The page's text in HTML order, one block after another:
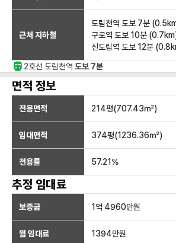
근처 지하철
도림천역 도보 7분 (0.5
구로역 도보 10분 (0.7
신도림역 도보 12분 (0.8
2호선 도림천역 도보 7분
면적 정보
전용면적 214평(707.43㎡)
임대면적 374평(1236.36㎡)
전용률 57.21 %
추정 임대료
보증금 1억 4960만원
월 임대료 1394만원